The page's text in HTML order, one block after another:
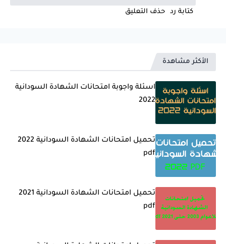
كتابة رد حذف التعليق
الأكثر مشاهدة
اسئلة واجوبة امتحانات الشهادة السودانية
2022
تحميل امتحانات الشهادة السودانية 2022
pdf
تحميل امتحانات الشهادة السودانية 2021
pdf